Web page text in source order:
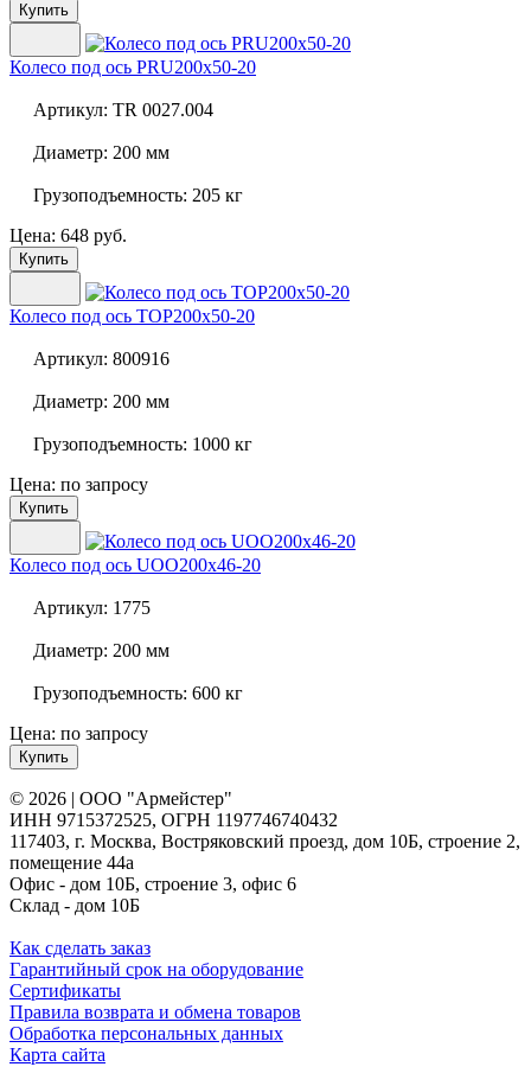
Купить
Колесо под ось PRU200x50-20
Артикул: TR 0027.004
Диаметр: 200 мм
Грузоподъемность: 205 кг
Цена: 648 руб.
Купить
Колесо под ось TOP200x50-20
Артикул: 800916
Диаметр: 200 мм
Грузоподъемность: 1000 кг
Цена: по запросу
Купить
Колесо под ось UOO200x46-20
Артикул: 1775
Диаметр: 200 мм
Грузоподъемность: 600 кг
Цена: по запросу
Купить
© 2026 | ООО "Армейстер"
ИНН 9715372525, ОГРН 1197746740432
117403, г. Москва, Востряковский проезд, дом 10Б, строение 2,
помещение 44а
Офис - дом 10Б, строение 3, офис 6
Склад - дом 10Б
Как сделать заказ
Гарантийный срок на оборудование
Сертификаты
Правила возврата и обмена товаров
Обработка персональных данных
Карта сайта